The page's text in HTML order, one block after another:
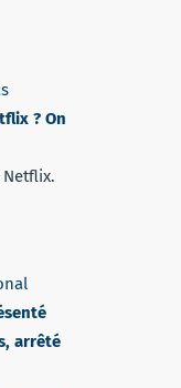
? On
arrêté